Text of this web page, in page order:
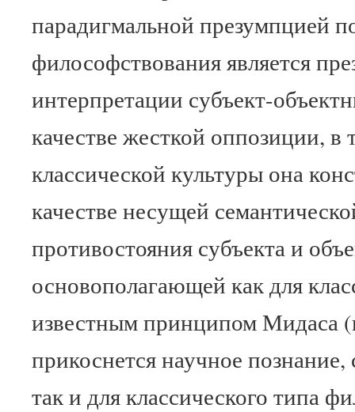
парадигмальной презумпцией
философствования является
интерпретации субъект-
качестве жесткой оппозиции, в
классической культуры она
качестве несущей
противостояния субъекта и
основополагающей как для
известным принципом Мидаса
прикоснется научное познание,
так и для классического типа